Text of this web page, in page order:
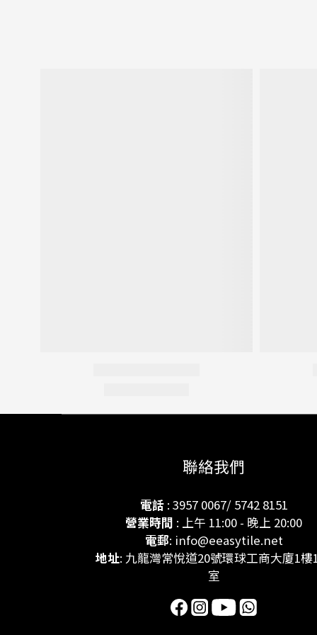
聯絡我們
電話: 3957 0067/ 5742 8151
營業時間 : 上午 11:00 - 晚上 20:00
電郵: info@eeasytile.net
地址: 九龍灣常悅道20號環球工商大廈1樓
室